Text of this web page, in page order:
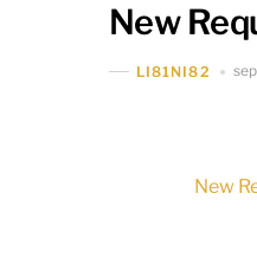
New
LI81NI82
New